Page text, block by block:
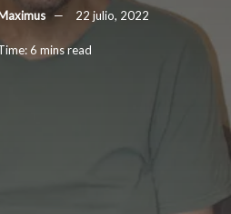
22 julio, 2022
6 mins read